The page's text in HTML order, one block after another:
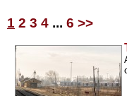
1 2 3 4 ... 6 >>